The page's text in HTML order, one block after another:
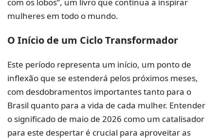
com os lobos”, um livro que continua a inspirar
mulheres em todo o mundo.
O Início de um Ciclo Transformador
Este período representa um início, um ponto de
inflexão que se estenderá pelos próximos meses,
com desdobramentos importantes tanto para o
Brasil quanto para a vida de cada mulher. Entender
o significado de maio de 2026 como um catalisador
para este despertar é crucial para aproveitar as